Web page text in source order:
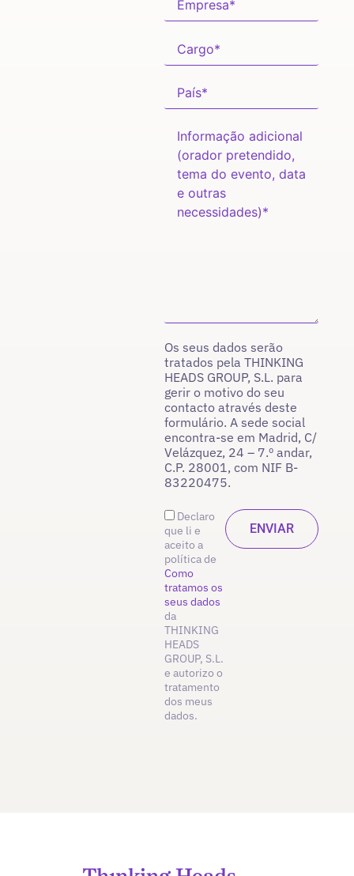
Os seus dados serão
tratados pela THINKING
HEADS GROUP, S.L. para
gerir o motivo do seu
contacto através deste
formulário. A sede social
encontra-se em Madrid, C/
Velázquez, 24 – 7.º andar,
C.P. 28001, com NIF B-
83220475.
Declaro
que li e
aceito a
política de
Como
tratamos os
seus dados
da
THINKING
HEADS
GROUP, S.L.
e autorizo o
tratamento
dos meus
dados.